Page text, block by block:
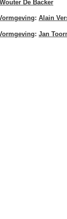
Wouter De Backer
: Alain
: Jan